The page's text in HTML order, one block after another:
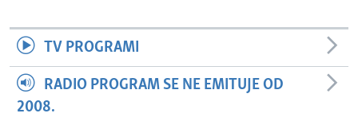
TV PROGRAMI
RADIO PROGRAM SE NE EMITUJE OD
2008.